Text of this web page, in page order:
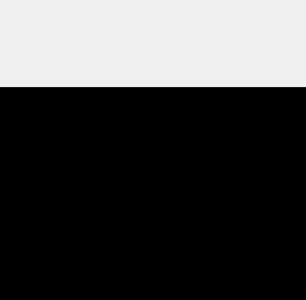
قميصًا للنادى.. فيديو